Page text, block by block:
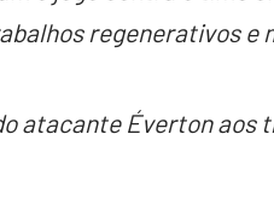
regenerativos e
atacante Éverton aos